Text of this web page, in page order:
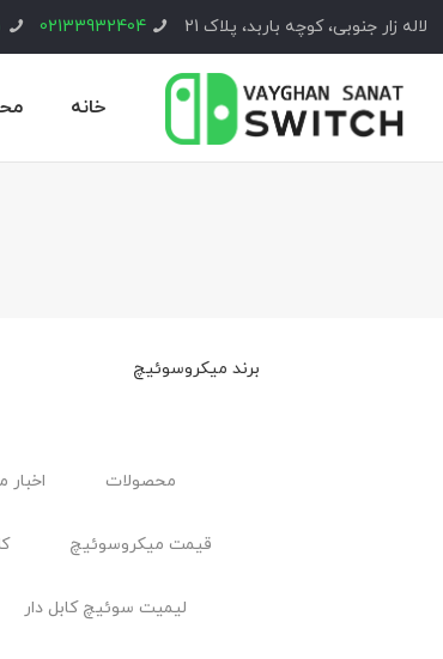
لاله زار جنوبی، کوچه باربد، پلاک 21 02133932404
خانه
برند میکروسوئیچ
محصولات
قیمت میکروسوئیچ
لیمیت سوئیچ کابل ‌دار